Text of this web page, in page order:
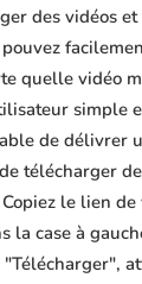
des vidéos
quelle vidéo
simple
de délivrer
télécharger
le lien
la case à